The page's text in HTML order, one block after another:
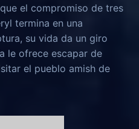
el compromiso de tres
termina en una
su vida da un giro
le ofrece escapar de
el pueblo amish de